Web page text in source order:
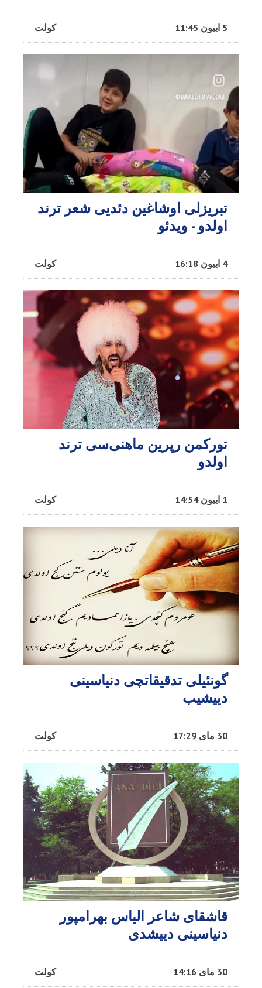
کولت 5 اییون 11:45
تبریزلی اوشاغین دئدیی شعر ترند
اولدو - ویدئو
کولت 4 اییون 16:18
تورکمن رپرین ماهنی‌سی ترند
اولدو
کولت 1 اییون 14:54
گونئیلی تدقیقاتچی دنیاسینی
دییشیب
کولت 30 مای 17:29
قاشقای شاعر الیاس بهرامپور
دنیاسینی دییشدی
کولت 30 مای 14:16